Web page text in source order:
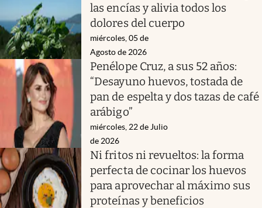
las encías y alivia todos los
dolores del cuerpo
miércoles, 05 de
Agosto de 2026
Penélope Cruz, a sus 52 años:
“Desayuno huevos, tostada de
pan de espelta y dos tazas de café
arábigo”
miércoles, 22 de Julio
de 2026
Ni fritos ni revueltos: la forma
perfecta de cocinar los huevos
para aprovechar al máximo sus
proteínas y beneficios